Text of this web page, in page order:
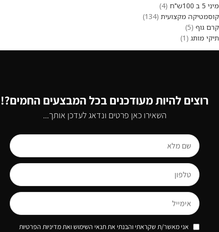
מיני 5 ב 100ש"ח
4
קוסמטיקה מקצועית 134
קרם גוף 5
תיקי מותג
1
רוצים להיות מעודכנים בכל המבצעים החמים?!
השאירו כאן פרטים ונדאג לעדכן אותך...
אני מאשר/ת שקראתי והבנתי את תנאי השימוש ואת מדיניות הפרטיות